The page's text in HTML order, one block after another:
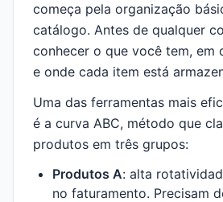
começa pela organização
catálogo. Antes de qualquer
conhecer o que você tem, em
e onde cada item está
Uma das ferramentas mais
é a curva ABC, método que
produtos em três grupos:
Produtos A: alta
no faturamento. Precisam